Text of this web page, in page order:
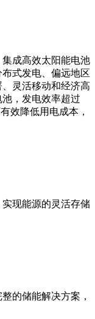
成高效太阳能电池
式发电、偏远地区
灵活移动和经济高
，发电效率超过
效降低用电成本，
现能源的灵活存储
的储能解决方案，